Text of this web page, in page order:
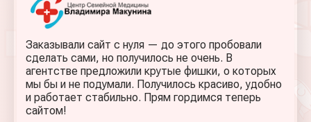
Заказывали сайт с нуля — до этого пробовали
сделать сами, но получилось не очень. В
агентстве предложили крутые фишки, о которых
мы бы и не подумали. Получилось красиво, удобно
и работает стабильно. Прям гордимся теперь
сайтом!